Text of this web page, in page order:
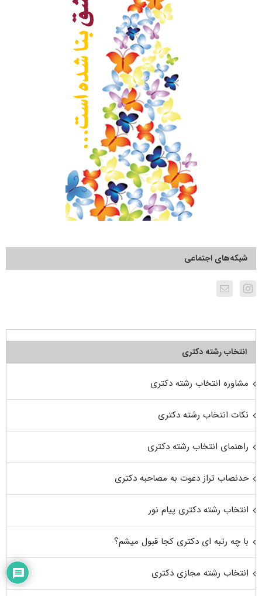
شبکه‌های اجتماعی
انتخاب رشته دکتری
مشاوره انتخاب رشته دکتری
نکات انتخاب رشته دکتری
راهنمای انتخاب رشته دکتری
حدنصاب تراز دعوت به مصاحبه دکتری
انتخاب رشته دکتری پیام نور
با چه رتبه ای دکتری کجا قبول میشم؟
انتخاب رشته مجازی دکتری